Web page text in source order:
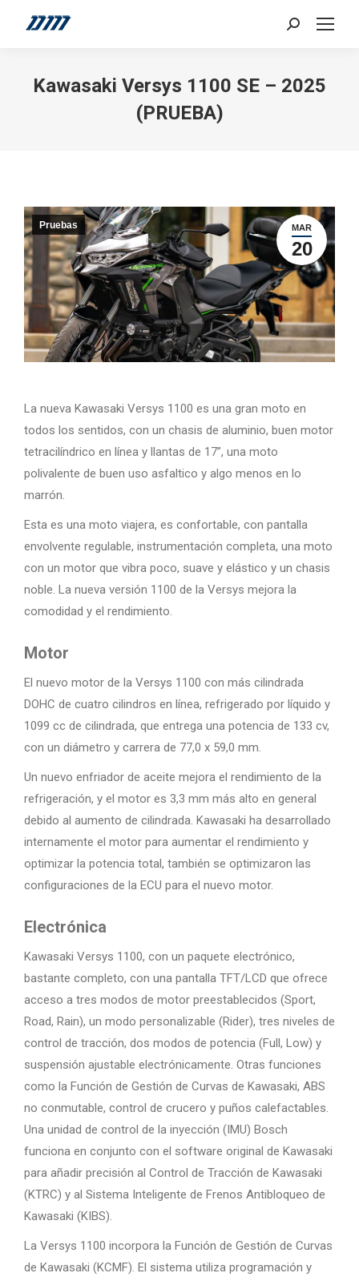
Search:
Kawasaki Versys 1100 SE – 2025
(PRUEBA)
MAR
20
Pruebas
La nueva Kawasaki Versys 1100 es una gran moto en
todos los sentidos, con un chasis de aluminio, buen motor
tetracilíndrico en línea y llantas de 17”, una moto
polivalente de buen uso asfaltico y algo menos en lo
marrón.
Esta es una moto viajera, es confortable, con pantalla
envolvente regulable, instrumentación completa, una moto
con un motor que vibra poco, suave y elástico y un chasis
noble. La nueva versión 1100 de la Versys mejora la
comodidad y el rendimiento.
Motor
El nuevo motor de la Versys 1100 con más cilindrada
DOHC de cuatro cilindros en línea, refrigerado por líquido y
1099 cc de cilindrada, que entrega una potencia de 133 cv,
con un diámetro y carrera de 77,0 x 59,0 mm.
Un nuevo enfriador de aceite mejora el rendimiento de la
refrigeración, y el motor es 3,3 mm más alto en general
debido al aumento de cilindrada. Kawasaki ha desarrollado
internamente el motor para aumentar el rendimiento y
optimizar la potencia total, también se optimizaron las
configuraciones de la ECU para el nuevo motor.
Electrónica
Kawasaki Versys 1100, con un paquete electrónico,
bastante completo, con una pantalla TFT/LCD que ofrece
acceso a tres modos de motor preestablecidos (Sport,
Road, Rain), un modo personalizable (Rider), tres niveles de
control de tracción, dos modos de potencia (Full, Low) y
suspensión ajustable electrónicamente. Otras funciones
como la Función de Gestión de Curvas de Kawasaki, ABS
no conmutable, control de crucero y puños calefactables.
Una unidad de control de la inyección (IMU) Bosch
funciona en conjunto con el software original de Kawasaki
para añadir precisión al Control de Tracción de Kawasaki
(KTRC) y al Sistema Inteligente de Frenos Antibloqueo de
Kawasaki (KIBS).
La ​​Versys 1100 incorpora la Función de Gestión de Curvas
de Kawasaki (KCMF). El sistema utiliza programación y